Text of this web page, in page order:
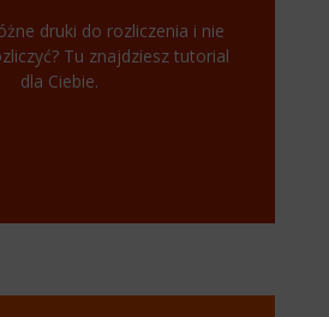
druki do rozliczenia i nie
Tu znajdziesz tutorial
dla Ciebie.